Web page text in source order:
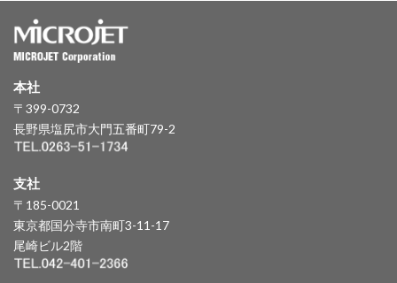
本社
〒399-0732
長野県塩尻市大門五番町79-2
支社
〒185-0021
東京都国分寺市南町3-11-17
尾崎ビル2階